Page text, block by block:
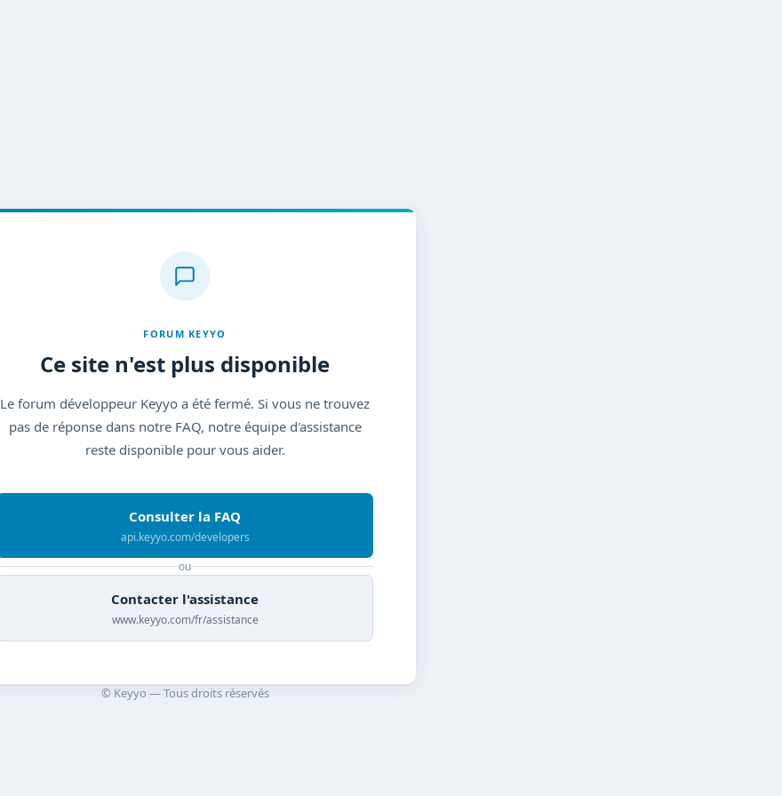
FORUM KEYYO
Ce site n'est plus disponible
Le forum développeur Keyyo a été fermé. Si vous ne trouvez
pas de réponse dans notre FAQ, notre équipe d'assistance
reste disponible pour vous aider.
Consulter la FAQ
api.keyyo.com/developers
ou
Contacter l'assistance
www.keyyo.com/fr/assistance
© Keyyo — Tous droits réservés